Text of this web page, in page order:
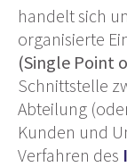
handelt sich
organisierte
(Single Point
Schnittstelle
Abteilung
Kunden und
Verfahren des